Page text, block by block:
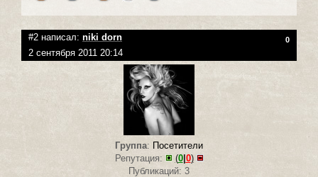
#2 написал: niki dorn 0
2 сентября 2011 20:14
Группа: Посетители
Репутация:
(0| 0)
Публикаций: 3